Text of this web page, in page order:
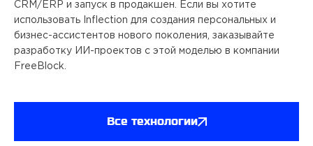
CRM/ERP и запуск в продакшен. Если вы хотите
использовать Inflection для создания персональных и
бизнес-ассистентов нового поколения, заказывайте
разработку ИИ-проектов с этой моделью в компании
FreeBlock.
Все технологии